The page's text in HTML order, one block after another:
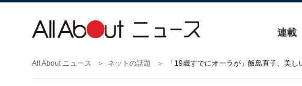
連載
All About ニュース ネットの話題